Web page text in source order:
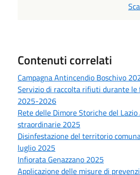
Contenuti correlati
Campagna Antincendio Boschivo
Servizio di raccolta rifiuti durante
2025-2026
Rete delle Dimore Storiche del
straordinarie 2025
Disinfestazione del territorio
luglio 2025
Infiorata Genazzano 2025
Applicazione delle misure di